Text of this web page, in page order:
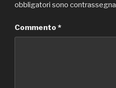
obbligatori sono
Commento *